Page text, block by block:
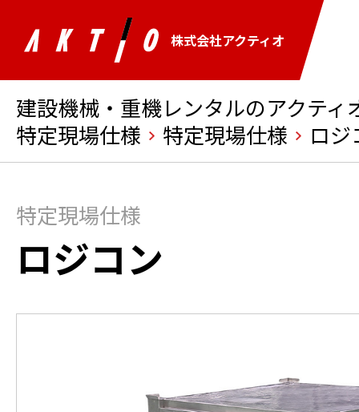
株式会社アクティオ
建設機械・重機レンタルのアクティ
特定現場仕様
特定現場仕様 ロジ
特定現場仕様
ロジコン